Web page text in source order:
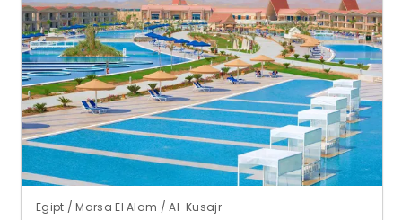
Egipt / Marsa El Alam / Al-Kusajr